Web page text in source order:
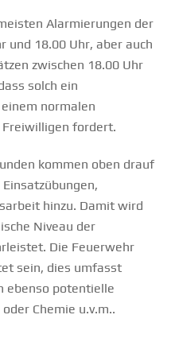
Alarmierungen der
und 18.00 Uhr, aber auch
zwischen 18.00 Uhr
solch ein
normalen
fordert.
kommen oben drauf
hinzu. Damit wird
Niveau der
Die Feuerwehr
sein, dies umfasst
ebenso potentielle
Chemie u.v.m..